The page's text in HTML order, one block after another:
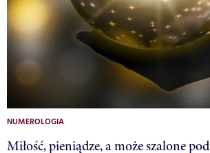
NUMEROLOGIA
Miłość, pieniądze, a może szalone